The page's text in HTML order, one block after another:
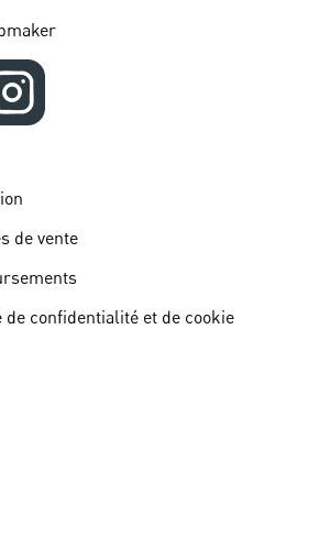
de vente
confidentialité et de cookie